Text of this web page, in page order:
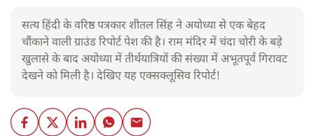
सत्य हिंदी के वरिष्ठ पत्रकार शीतल सिंह ने अयोध्या से एक बेहद
चौंकाने वाली ग्राउंड रिपोर्ट पेश की है। राम मंदिर में चंदा चोरी के बड़े
खुलासे के बाद अयोध्या में तीर्थयात्रियों की संख्या में अभूतपूर्व गिरावट
देखने को मिली है। देखिए यह एक्सक्लूसिव रिपोर्ट!